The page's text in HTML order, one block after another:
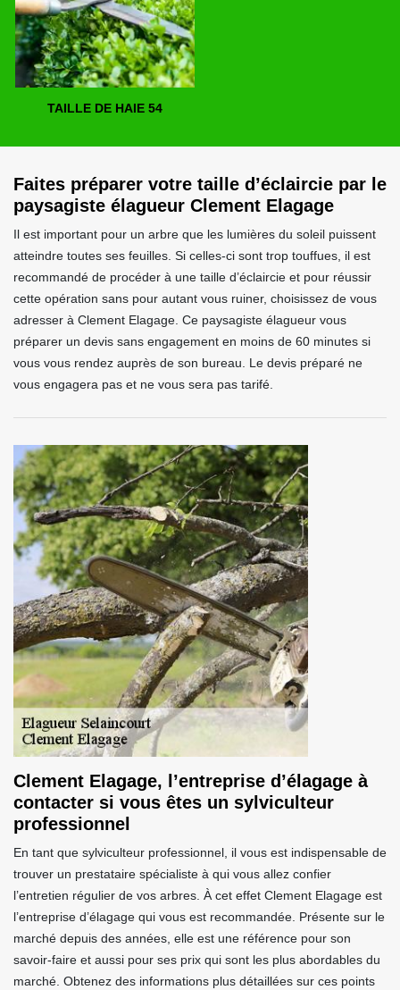
TAILLE DE HAIE 54
Faites préparer votre taille d’éclaircie par le
paysagiste élagueur Clement Elagage
Il est important pour un arbre que les lumières du soleil puissent
atteindre toutes ses feuilles. Si celles-ci sont trop touffues, il est
recommandé de procéder à une taille d’éclaircie et pour réussir
cette opération sans pour autant vous ruiner, choisissez de vous
adresser à Clement Elagage. Ce paysagiste élagueur vous
préparer un devis sans engagement en moins de 60 minutes si
vous vous rendez auprès de son bureau. Le devis préparé ne
vous engagera pas et ne vous sera pas tarifé.
Clement Elagage, l’entreprise d’élagage à
contacter si vous êtes un sylviculteur
professionnel
En tant que sylviculteur professionnel, il vous est indispensable de
trouver un prestataire spécialiste à qui vous allez confier
l’entretien régulier de vos arbres. À cet effet Clement Elagage est
l’entreprise d’élagage qui vous est recommandée. Présente sur le
marché depuis des années, elle est une référence pour son
savoir-faire et aussi pour ses prix qui sont les plus abordables du
marché. Obtenez des informations plus détaillées sur ces points